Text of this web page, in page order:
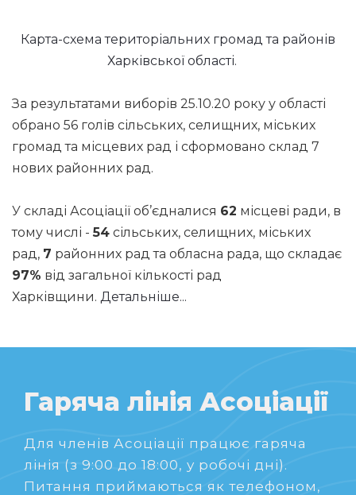
Карта-схема територіальних громад та районів
Харківської області.
За результатами виборів 25.10.20 року у області
обрано 56 голів сільських, селищних, міських
громад та місцевих рад і сформовано склад 7
нових районних рад.
У складі Асоціації об’єдналися 62 місцеві ради, в
тому числі -54 сільських, селищних, міських
рад, 7 районних рад та обласна рада, що складає
97% від загальної кількості рад
Харківщини. Детальніше...
Гаряча лінія Асоціації
Для членів Асоціації працює гаряча
лінія (з 9:00 до 18:00, у робочі дні).
Питання приймаються як телефоном,